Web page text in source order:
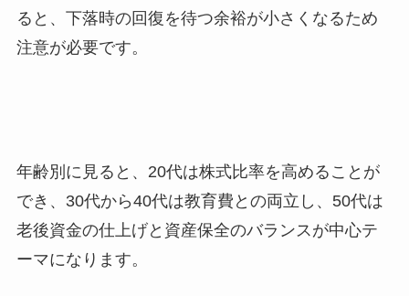
ると、下落時の回復を待つ余裕が小さくなるため
注意が必要です。
年齢別に見ると、20代は株式比率を高めることが
でき、30代から40代は教育費との両立し、50代は
老後資金の仕上げと資産保全のバランスが中心テ
ーマになります。